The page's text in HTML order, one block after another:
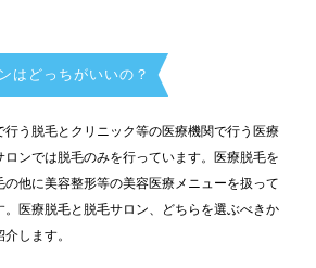
はどっちがいいの？
行う脱毛とクリニック等の医療機関で行う医療
ロンでは脱毛のみを行っています。医療脱毛を
他に美容整形等の美容医療メニューを扱って
。医療脱毛と脱毛サロン、どちらを選ぶべきか
します。